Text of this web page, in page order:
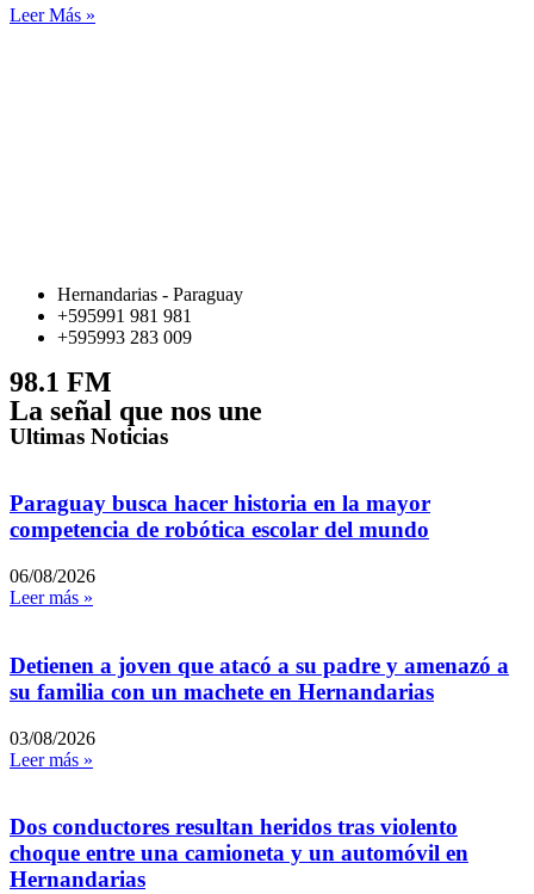
Leer Más »
Hernandarias - Paraguay
+595991 981 981
+595993 283 009
98.1 FM
La señal que nos une
Ultimas Noticias
Paraguay busca hacer historia en la mayor
competencia de robótica escolar del mundo
06/08/2026
Leer más »
Detienen a joven que atacó a su padre y amenazó a
su familia con un machete en Hernandarias
03/08/2026
Leer más »
Dos conductores resultan heridos tras violento
choque entre una camioneta y un automóvil en
Hernandarias